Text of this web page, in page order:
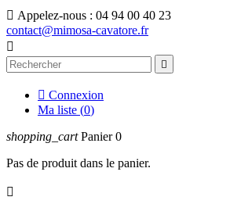
 Appelez-nous : 04 94 00 40 23
contact@mimosa-cavatore.fr


 Connexion
Ma liste (0)
shopping_cart Panier 0
Pas de produit dans le panier.
